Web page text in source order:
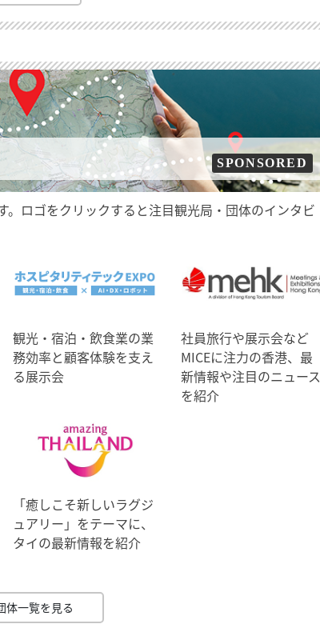
SPONSORED
ロゴをクリックすると注目観光局・団体のインタビ
観光・宿泊・飲食業の業
務効率と顧客体験を支え
る展示会
社員旅行や展示会など
MICEに注力の香港、最
新情報や注目のニュース
を紹介
「癒しこそ新しいラグジ
ュアリー」をテーマに、
タイの最新情報を紹介
体一覧を見る